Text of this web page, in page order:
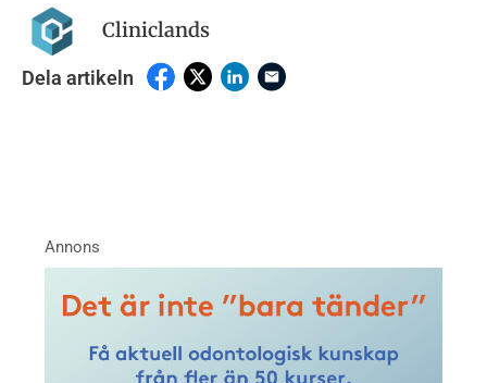
Cliniclands
Dela artikeln